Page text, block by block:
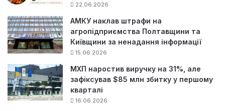
22.06.2026
АМКУ наклав штрафи на
агропідприємства Полтавщини та
Київщини за ненадання інформації
15.06.2026
МХП наростив виручку на 31%, але
зафіксував $85 млн збитку у першому
кварталі
16.06.2026